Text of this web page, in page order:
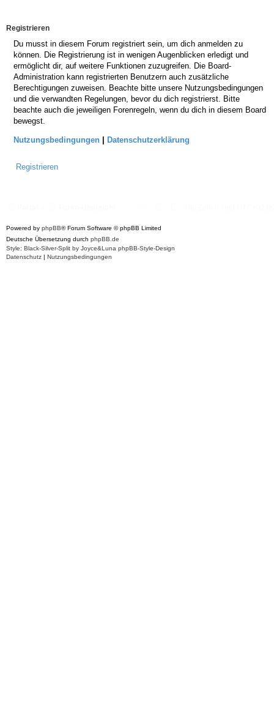
Registrieren
Du musst in diesem Forum registriert sein, um dich anmelden zu
können. Die Registrierung ist in wenigen Augenblicken erledigt und
ermöglicht dir, auf weitere Funktionen zuzugreifen. Die Board-
Administration kann registrierten Benutzern auch zusätzliche
Berechtigungen zuweisen. Beachte bitte unsere Nutzungsbedingungen
und die verwandten Regelungen, bevor du dich registrierst. Bitte
beachte auch die jeweiligen Forenregeln, wenn du dich in diesem Board
bewegst.
Nutzungsbedingungen Datenschutzerklärung
Registrieren
Powered by phpBB® Forum Software © phpBB Limited
Deutsche Übersetzung durch phpBB.de
Style: Black-Silver-Split by Joyce&Luna phpBB-Style-Design
Datenschutz
Nutzungsbedingungen